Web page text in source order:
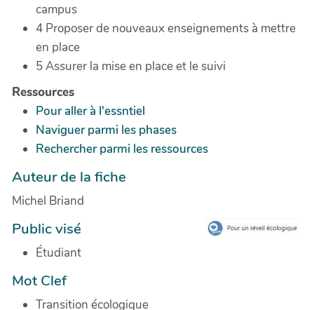
campus
4 Proposer de nouveaux enseignements à mettre
en place
5 Assurer la mise en place et le suivi
Ressources
Pour aller à l'essntiel
Naviguer parmi les phases
Rechercher parmi les ressources
Auteur de la fiche
Michel Briand
Public visé
Étudiant
Mot Clef
Transition écologique